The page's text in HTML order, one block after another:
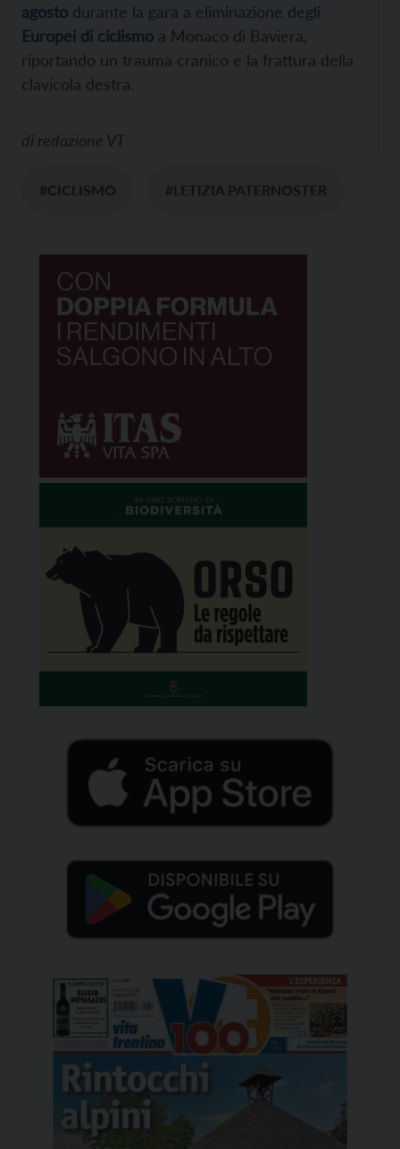
agosto durante la gara a eliminazione degli
Europei di ciclismo a Monaco di Baviera,
riportando un trauma cranico e la frattura della
clavicola destra.
di redazione VT
#CICLISMO #LETIZIA PATERNOSTER